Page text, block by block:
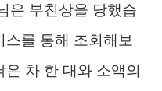
은 부친상을 당했습
스를 통해 조회해보
차 한 대와 소액의